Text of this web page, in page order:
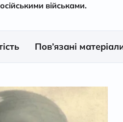
військами.
Пов’язані